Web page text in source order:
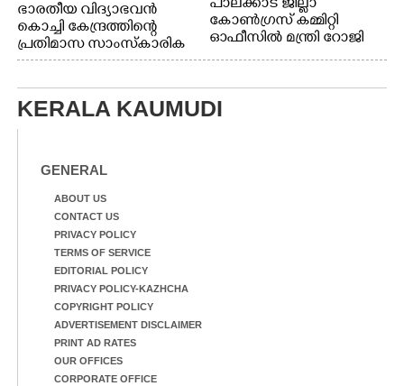
ഭാരതീയ വിദ്യാഭവൻ
കൊച്ചി കേന്ദ്രത്തിന്റെ
പ്രതിമാസ സാംസ്കാരിക
പരിപാടിയുടെ ഭാഗമായി
പട്ടേൽ സഭാഗൃഹത്തിൽ
എം. അക്ഷതയുടെ
അവതരിപ്പിച്ച ലയ നമൻ
പാലക്കാട് ജില്ലാ
കോൺഗ്രസ് കമ്മിറ്റി
ഓഫീസിൽ മന്ത്രി റോജി
എം ജോണിന്
KERALA KAUMUDI
GENERAL
ABOUT US
CONTACT US
PRIVACY POLICY
TERMS OF SERVICE
EDITORIAL POLICY
PRIVACY POLICY-KAZHCHA
COPYRIGHT POLICY
ADVERTISEMENT DISCLAIMER
PRINT AD RATES
OUR OFFICES
CORPORATE OFFICE